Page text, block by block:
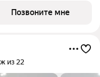
окна в пол с
Позвоните мне
из 22